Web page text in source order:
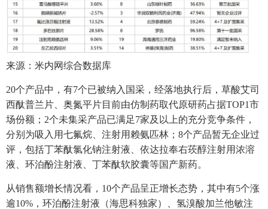
来源：米内网综合数据库
20个产品中，有7个已被纳入国采，经落地执行后，草酸艾司
西酞普兰片、奥氮平片目前由仿制药取代原研药占据TOP1市
场份额；2个未集采产品已满足7家及以上的充分竞争条件，
分别为吸入用七氟烷、注射用赖氨匹林；8个产品暂无企业过
评，包括丁苯酞氯化钠注射液、依达拉奉右莰醇注射用浓溶
液、环泊酚注射液、丁苯酞软胶囊等国产新药。
从销售额增长情况看，10个产品呈正增长态势，其中有5个涨
逾10%，环泊酚注射液（海思科独家）、氢溴酸加兰他敏注